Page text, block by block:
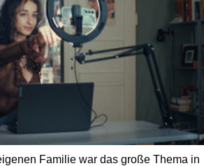
Familie war das große Thema in